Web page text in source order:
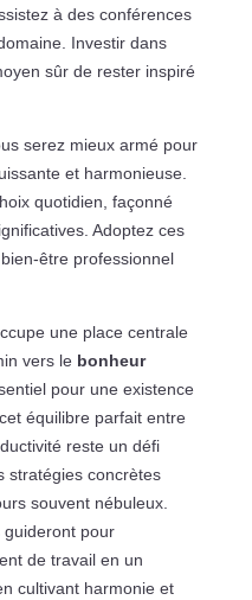
à des conférences
Investir dans
sûr de rester inspiré
serez mieux armé pour
et harmonieuse.
quotidien, façonné
Adoptez ces
être professionnel
une place centrale
vers le bonheur
pour une existence
équilibre parfait entre
reste un défi
stratégies concrètes
souvent nébuleux.
guideront pour
de travail en un
cultivant harmonie et